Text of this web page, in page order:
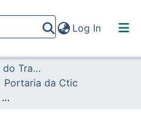
Log In(current)
Tribunal Regional do Trabalho da 16ª Região
Portaria da Ctic
Portaria de Tecnologia da Informação e Comunicações nº 2/2017 (49135)